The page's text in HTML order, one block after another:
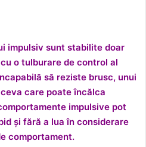
impulsiv sunt stabilite doar
o tulburare de control al
să reziste brusc, unui
care poate încălca
impulsive pot
și fără a lua în considerare
comportament.